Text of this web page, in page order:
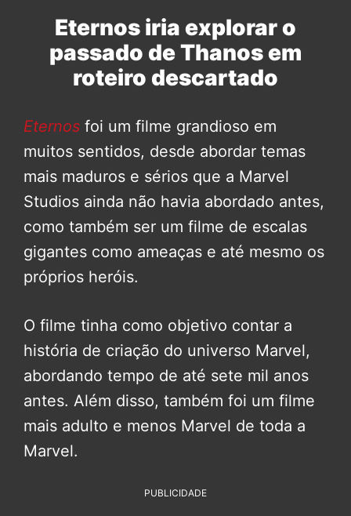
Eternos iria explorar o
passado de Thanos em
roteiro descartado
Eternos foi um filme grandioso em
muitos sentidos, desde abordar temas
mais maduros e sérios que a Marvel
Studios ainda não havia abordado antes,
como também ser um filme de escalas
gigantes como ameaças e até mesmo os
próprios heróis.
O filme tinha como objetivo contar a
história de criação do universo Marvel,
abordando tempo de até sete mil anos
antes. Além disso, também foi um filme
mais adulto e menos Marvel de toda a
Marvel.
PUBLICIDADE